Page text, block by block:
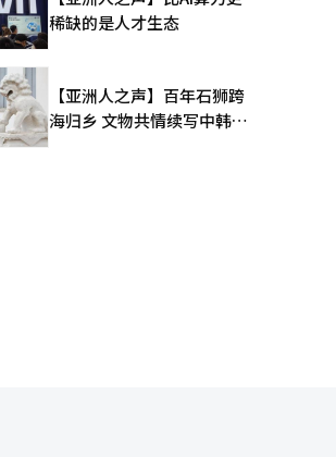
稀缺的是人才生态
【亚洲人之声】百年石狮跨
海归乡 文物共情续写中韩人